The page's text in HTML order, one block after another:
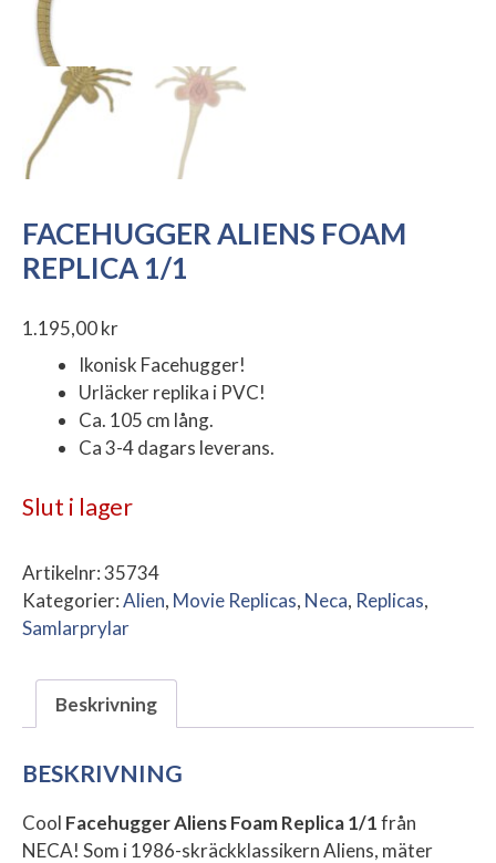
FACEHUGGER ALIENS FOAM
REPLICA 1/1
1.195,00kr
Ikonisk Facehugger!
Urläcker replika i PVC!
Ca. 105 cm lång.
Ca 3-4 dagars leverans.
Slut i lager
Artikelnr:35734
Kategorier:Alien, Movie Replicas, Neca, Replicas,
Samlarprylar
Beskrivning
BESKRIVNING
Cool Facehugger Aliens Foam Replica 1/1från
NECA! Som i 1986-skräckklassikern Aliens, mäter